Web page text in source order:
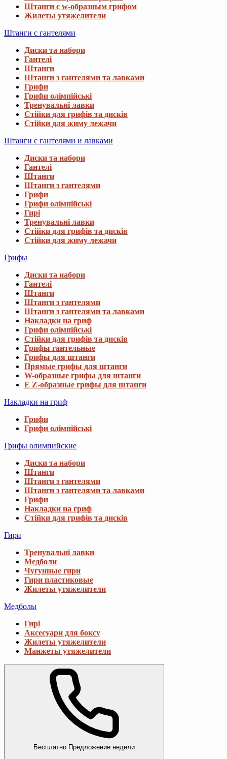
Штанги с w-образным грифом
Жилеты утяжелители
Штанги с гантелями
Диски та набори
Гантелі
Штанги
Штанги з гантелями та лавками
Грифи
Грифи олімпійські
Тренувальні лавки
Стійки для грифів та дисків
Стійки для жиму лежачи
Штанги с гантелями и лавками
Диски та набори
Гантелі
Штанги
Штанги з гантелями
Грифи
Грифи олімпійські
Гирі
Тренувальні лавки
Стійки для грифів та дисків
Стійки для жиму лежачи
Грифы
Диски та набори
Гантелі
Штанги
Штанги з гантелями
Штанги з гантелями та лавками
Накладки на гриф
Грифи олімпійські
Стійки для грифів та дисків
Грифы гантельные
Грифы для штанги
Прямые грифы для штанги
W-образные грифы для штанги
E Z-образные грифы для штанги
Накладки на гриф
Грифи
Грифи олімпійські
Грифы олимпийские
Диски та набори
Штанги
Штанги з гантелями
Штанги з гантелями та лавками
Грифи
Накладки на гриф
Стійки для грифів та дисків
Гири
Тренувальні лавки
Медболи
Чугунные гири
Гири пластиковые
Жилеты утяжелители
Медболы
Гирі
Аксесуари для боксу
Жилеты утяжелители
Манжеты утяжелители
Бесплатно Предложение недели